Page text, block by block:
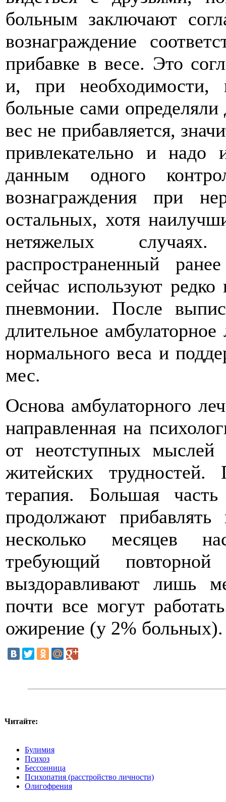
больным заключают
вознаграждение
прибавке в весе. Это
и, при
больные сами
вес не прибавляется,
привлекательно и надо
данным одного
вознаграждения при
остальных, хотя
нетяжелых
распространенный
сейчас используют
пневмонии. После
длительное
нормального веса и
мес.
Основа амбулаторного
направленная на
от неотступных
житейских трудностей.
терапия. Большая
продолжают
несколько месяцев
требующий повторной
выздоравливают лишь
почти все могут
ожирение (у 2% больных).
Читайте:
Булимия
Психоз
Бессонница
Психопатия (расстройство личности)
Олигофрения